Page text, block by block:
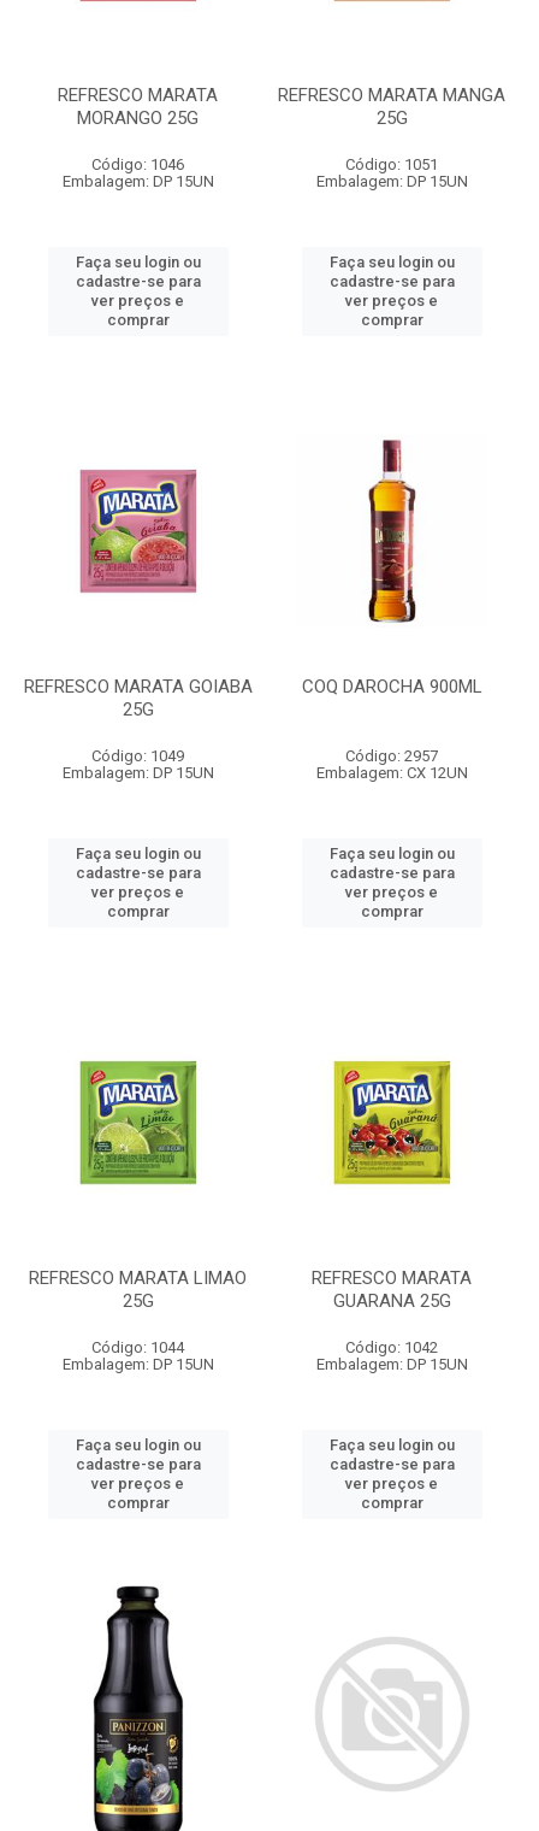
REFRESCO MARATA
MORANGO 25G
Código: 1046
Embalagem: DP 15UN
Faça seu login ou
cadastre-se para
ver preços e
comprar
REFRESCO MARATA MANGA
25G
Código: 1051
Embalagem: DP 15UN
Faça seu login ou
cadastre-se para
ver preços e
comprar
REFRESCO MARATA GOIABA
25G
Código: 1049
Embalagem: DP 15UN
Faça seu login ou
cadastre-se para
ver preços e
comprar
COQ DAROCHA 900ML
Código: 2957
Embalagem: CX 12UN
Faça seu login ou
cadastre-se para
ver preços e
comprar
REFRESCO MARATA LIMAO
25G
Código: 1044
Embalagem: DP 15UN
Faça seu login ou
cadastre-se para
ver preços e
comprar
REFRESCO MARATA
GUARANA 25G
Código: 1042
Embalagem: DP 15UN
Faça seu login ou
cadastre-se para
ver preços e
comprar